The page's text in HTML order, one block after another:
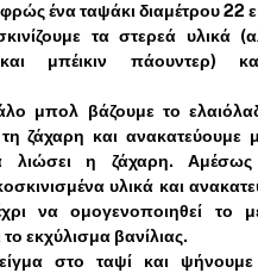
ένα ταψάκι διαμέτρου 22
τα στερεά υλικά
μπέικιν πάουντερ)
μπολ βάζουμε το
τη ζάχαρη και ανακατεύουμε
λιώσει η ζάχαρη. Αμέσως
υλικά και
να ομογενοποιηθεί το
εκχύλισμα βανίλιας.
στο ταψί και